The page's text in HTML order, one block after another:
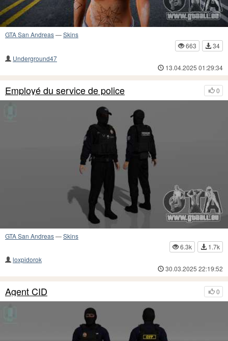
GTA San Andreas—Skins
663
34
Underground47
13.04.2025 01:29:34
0
Employé du service de police
GTA San Andreas—Skins
6.3k
1.7k
loxpidorok
30.03.2025 22:19:52
0
Agent CID